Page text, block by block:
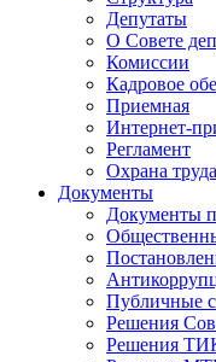
Депутаты
О Совете
Комиссии
Кадровое
Приемная
Интернет-
Регламент
Охрана труда
Документы
Документы
Публичные
Решения
Решения